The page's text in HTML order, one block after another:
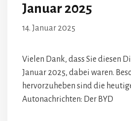
Januar 2025
14. Januar 2025
Vielen Dank, dass Sie diesen
Januar 2025, dabei waren.
hervorzuheben sind die
Autonachrichten: Der BYD